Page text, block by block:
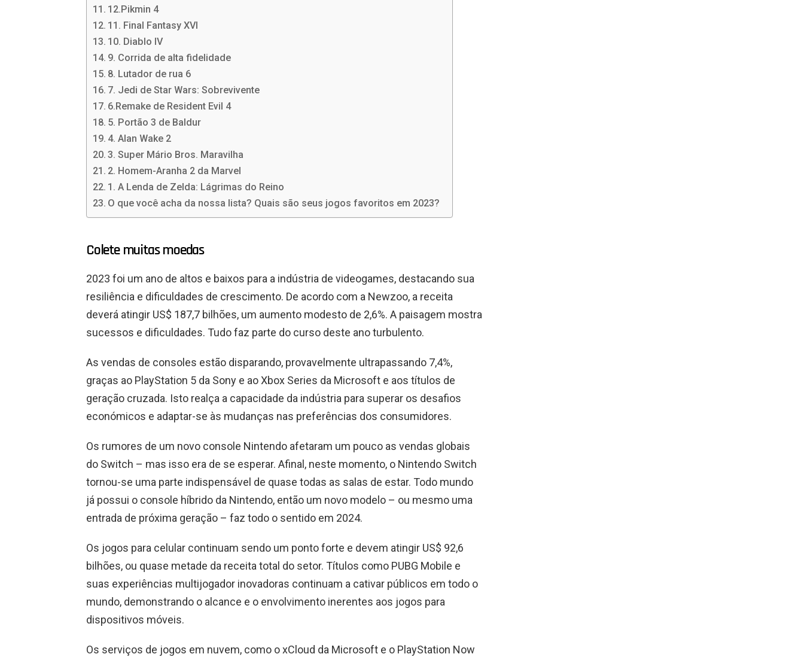
12.Pikmin 4
11. Final Fantasy XVI
10. Diablo IV
9. Corrida de alta fidelidade
8. Lutador de rua 6
7. Jedi de Star Wars: Sobrevivente
6.Remake de Resident Evil 4
5. Portão 3 de Baldur
4. Alan Wake 2
3. Super Mário Bros. Maravilha
2. Homem-Aranha 2 da Marvel
1. A Lenda de Zelda: Lágrimas do Reino
O que você acha da nossa lista? Quais são seus jogos favoritos em 2023?
Colete muitas moedas
2023 foi um ano de altos e baixos para a indústria de videogames, destacando sua
resiliência e dificuldades de crescimento. De acordo com a Newzoo, a receita
deverá atingir US$ 187,7 bilhões, um aumento modesto de 2,6%. A paisagem mostra
sucessos e dificuldades. Tudo faz parte do curso deste ano turbulento.
As vendas de consoles estão disparando, provavelmente ultrapassando 7,4%,
graças ao PlayStation 5 da Sony e ao Xbox Series da Microsoft e aos títulos de
geração cruzada. Isto realça a capacidade da indústria para superar os desafios
económicos e adaptar-se às mudanças nas preferências dos consumidores.
Os rumores de um novo console Nintendo afetaram um pouco as vendas globais
do Switch – mas isso era de se esperar. Afinal, neste momento, o Nintendo Switch
tornou-se uma parte indispensável de quase todas as salas de estar. Todo mundo
já possui o console híbrido da Nintendo, então um novo modelo – ou mesmo uma
entrada de próxima geração – faz todo o sentido em 2024.
Os jogos para celular continuam sendo um ponto forte e devem atingir US$ 92,6
bilhões, ou quase metade da receita total do setor. Títulos como PUBG Mobile e
suas experiências multijogador inovadoras continuam a cativar públicos em todo o
mundo, demonstrando o alcance e o envolvimento inerentes aos jogos para
dispositivos móveis.
Os serviços de jogos em nuvem, como o xCloud da Microsoft e o PlayStation Now